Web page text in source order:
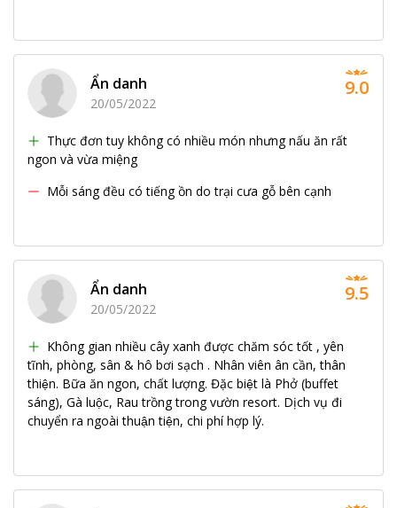
Ẩn danh
20/05/2022
Thực đơn tuy không có nhiều món nhưng nấu ăn rất
ngon và vừa miệng
Mỗi sáng đều có tiếng ồn do trại cưa gỗ bên cạnh
9.0
Ẩn danh
20/05/2022
Không gian nhiều cây xanh được chăm sóc tốt , yên
tĩnh, phòng, sân & hô bơi sạch . Nhân viên ân cần, thân
thiện. Bữa ăn ngon, chất lượng. Đặc biệt là Phở (buffet
sáng), Gà luộc, Rau trồng trong vườn resort. Dịch vụ đi
chuyển ra ngoài thuận tiện, chi phí hợp lý.
9.5